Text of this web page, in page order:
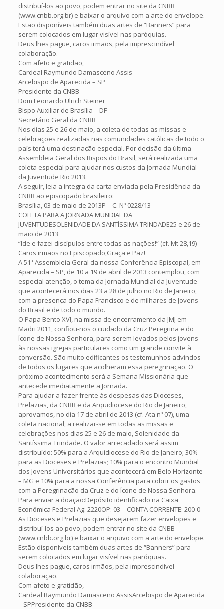
distribuí-los ao povo, podem entrar no site da CNBB
(www.cnbb.org.br) e baixar o arquivo com a arte do envelope.
Estão disponíveis também duas artes de “Banners” para
serem colocados em lugar visível nas paróquias.
Deus lhes pague, caros irmãos, pela imprescindível
colaboração.
Com afeto e gratidão,
Cardeal Raymundo Damasceno Assis
Arcebispo de Aparecida – SP
Presidente da CNBB
Dom Leonardo Ulrich Steiner
Bispo Auxiliar de Brasília – DF
Secretário Geral da CNBB
Nos dias 25 e 26 de maio, a coleta de todas as missas e
celebrações realizadas nas comunidades católicas de todo o
país terá uma destinação especial. Por decisão da última
Assembleia Geral dos Bispos do Brasil, será realizada uma
coleta especial para ajudar nos custos da Jornada Mundial
da Juventude Rio 2013.
A seguir, leia a íntegra da carta enviada pela Presidência da
CNBB ao episcopado brasileiro:
Brasília, 03 de maio de 2013P – C. Nº 0228/13
COLETA PARA A JORNADA MUNDIAL DA
JUVENTUDESOLENIDADE DA SANTÍSSIMA TRINDADE25 e 26 de
maio de 2013
“Ide e fazei discípulos entre todas as nações!” (cf. Mt 28,19)
Caros irmãos no Episcopado,Graça e Paz!
A 51ª Assembleia Geral da nossa Conferência Episcopal, em
Aparecida – SP, de 10 a 19 de abril de 2013 contemplou, com
especial atenção, o tema da Jornada Mundial da Juventude
que acontecerá nos dias 23 a 28 de julho no Rio de Janeiro,
com a presença do Papa Francisco e de milhares de Jovens
do Brasil e de todo o mundo.
O Papa Bento XVI, na missa de encerramento da JMJ em
Madri 2011, confiou-nos o cuidado da Cruz Peregrina e do
Ícone de Nossa Senhora, para serem levados pelos jovens
às nossas igrejas particulares como um grande convite à
conversão. São muito edificantes os testemunhos advindos
de todos os lugares que acolheram essa peregrinação. O
próximo acontecimento será a Semana Missionária que
antecede imediatamente a Jornada.
Para ajudar a fazer frente às despesas das Dioceses,
Prelazias, da CNBB e da Arquidiocese do Rio de Janeiro,
aprovamos, no dia 17 de abril de 2013 (cf. Ata nº 07), uma
coleta nacional, a realizar-se em todas as missas e
celebrações nos dias 25 e 26 de maio, Solenidade da
Santíssima Trindade. O valor arrecadado será assim
distribuído: 50% para a Arquidiocese do Rio de Janeiro; 30%
para as Dioceses e Prelazias; 10% para o encontro Mundial
dos Jovens Universitários que acontecerá em Belo Horizonte
– MG e 10% para a nossa Conferência para cobrir os gastos
com a Peregrinação da Cruz e do Ícone de Nossa Senhora.
Para enviar a doação:Depósito identificado na Caixa
Econômica Federal Ag: 2220OP: 03 – CONTA CORRENTE: 200-0
As Dioceses e Prelazias que desejarem fazer envelopes e
distribuí-los ao povo, podem entrar no site da CNBB
(www.cnbb.org.br) e baixar o arquivo com a arte do envelope.
Estão disponíveis também duas artes de “Banners” para
serem colocados em lugar visível nas paróquias.
Deus lhes pague, caros irmãos, pela imprescindível
colaboração.
Com afeto e gratidão,
Cardeal Raymundo Damasceno AssisArcebispo de Aparecida
– SPPresidente da CNBB